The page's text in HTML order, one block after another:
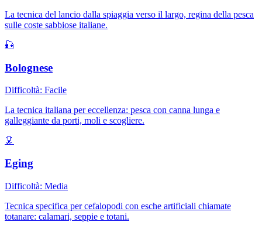
La tecnica del lancio dalla spiaggia verso il largo, regina della pesca
sulle coste sabbiose italiane.
🎣
Bolognese
Difficoltà: Facile
La tecnica italiana per eccellenza: pesca con canna lunga e
galleggiante da porti, moli e scogliere.
🦑
Eging
Difficoltà: Media
Tecnica specifica per cefalopodi con esche artificiali chiamate
totanare: calamari, seppie e totani.